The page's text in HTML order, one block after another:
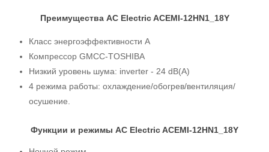
Преимущества AC Electric ACEMI-12HN1_18Y
Класс энергоэффективности А
Компрессор GMCC-TOSHIBA
Низкий уровень шума: inverter - 24 dB(A)
4 режима работы: охлаждение/обогрев/вентиляция/
осушение.
Функции и режимы AC Electric ACEMI-12HN1_18Y